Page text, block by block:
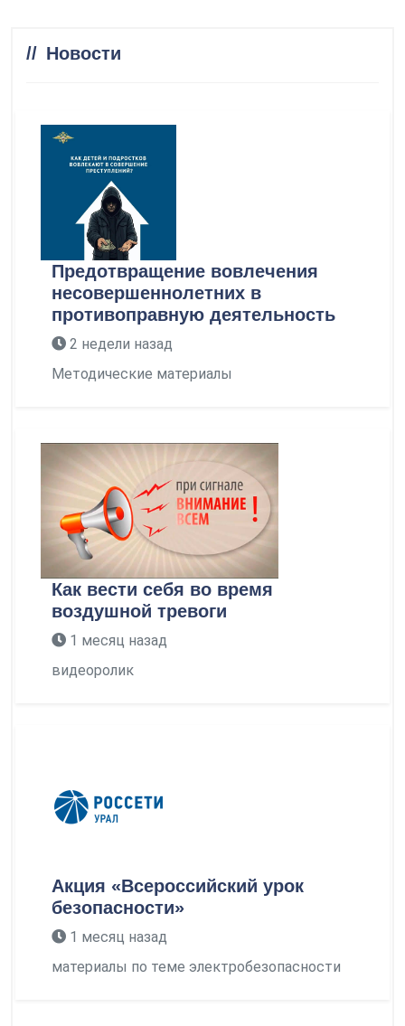
Новости
Предотвращение вовлечения
несовершеннолетних в
противоправную деятельность
2 недели назад
Методические материалы
Как вести себя во время
воздушной тревоги
1 месяц назад
видеоролик
Акция «Всероссийский урок
безопасности»
1 месяц назад
материалы по теме электробезопасности